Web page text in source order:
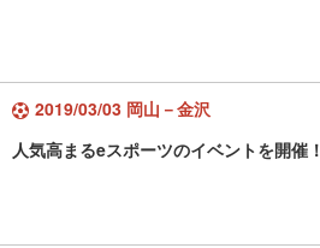
2019/03/03 岡山－金沢
人気高まるeスポーツのイベントを開催！